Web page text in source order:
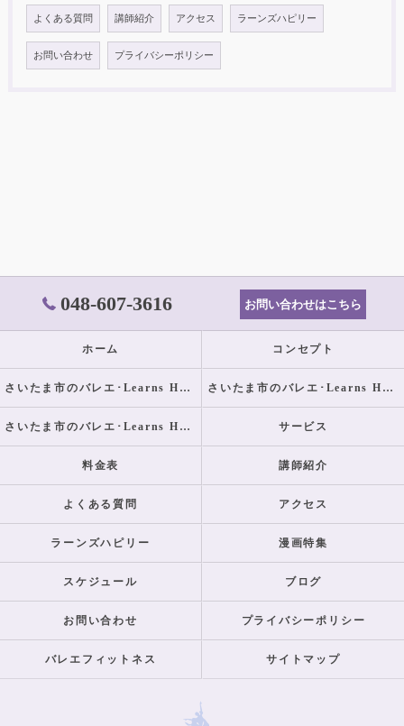
よくある質問 講師紹介 アクセス ラーンズハピリー
お問い合わせ プライバシーポリシー
048-607-3616 お問い合わせはこちら
ホーム コンセプト
さいたま市のバレエ･Learns Happilyの口コミ情報 さいたま市のバレエ･Learns Happilyの評判
さいたま市のバレエ･Learns Happilyのお客様の声 サービス
料金表 講師紹介
よくある質問 アクセス
ラーンズハピリー 漫画特集
スケジュール ブログ
お問い合わせ プライバシーポリシー
バレエフィットネス サイトマップ